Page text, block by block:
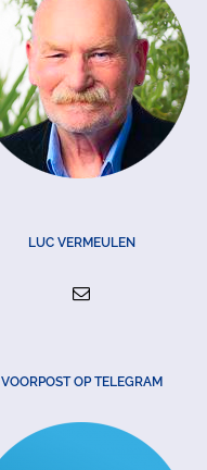
LUC VERMEULEN
VOORPOST OP TELEGRAM